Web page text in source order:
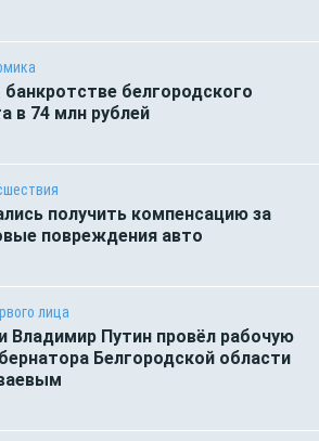
белгородского
в 74 млн рублей
получить компенсацию за
повреждения авто
лица
Владимир Путин провёл рабочую
Белгородской области